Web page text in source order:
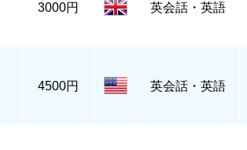
3000円 英会話・英語
4500円 英会話・英語